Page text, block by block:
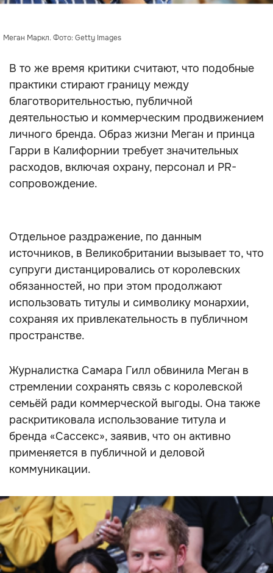
Меган Маркл. Фото: Getty Images
В то же время критики считают, что подобные
практики стирают границу между
благотворительностью, публичной
деятельностью и коммерческим продвижением
личного бренда. Образ жизни Меган и принца
Гарри в Калифорнии требует значительных
расходов, включая охрану, персонал и PR-
сопровождение.
Отдельное раздражение, по данным
источников, в Великобритании вызывает то, что
супруги дистанцировались от королевских
обязанностей, но при этом продолжают
использовать титулы и символику монархии,
сохраняя их привлекательность в публичном
пространстве.
Журналистка Самара Гилл обвинила Меган в
стремлении сохранять связь с королевской
семьёй ради коммерческой выгоды. Она также
раскритиковала использование титула и
бренда «Сассекс», заявив, что он активно
применяется в публичной и деловой
коммуникации.